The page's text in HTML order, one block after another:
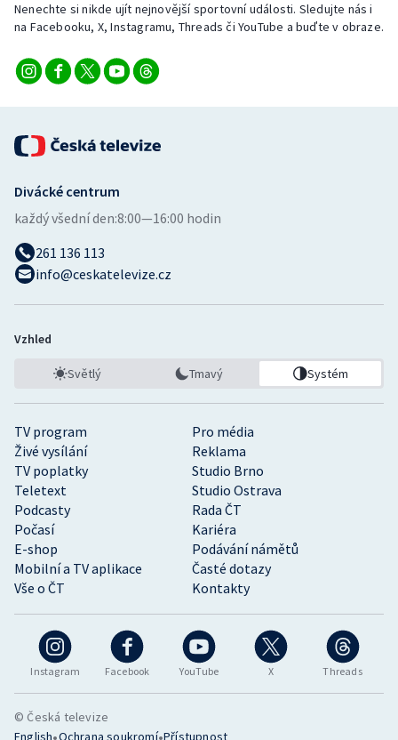
Nenechte si nikde ujít nejnovější sportovní události. Sledujte nás i
na Facebooku, X, Instagramu, Threads či YouTube a buďte v obraze.
Instagram Facebook YouTube X Threads
TV program
Pro média
Živé vysílání
Reklama
TV poplatky
Studio Brno
Teletext
Studio Ostrava
Podcasty
Rada ČT
Počasí
Kariéra
E-shop
Podávání námětů
Mobilní a TV aplikace
Časté dotazy
Vše o ČT
Kontakty
Divácké centrum
každý všední den:8:00—16:00 hodin
261 136 113
info@ceskatelevize.cz
Vzhled
Světlý Tmavý Systém
© Česká televize
English Ochrana soukromí Přístupnost